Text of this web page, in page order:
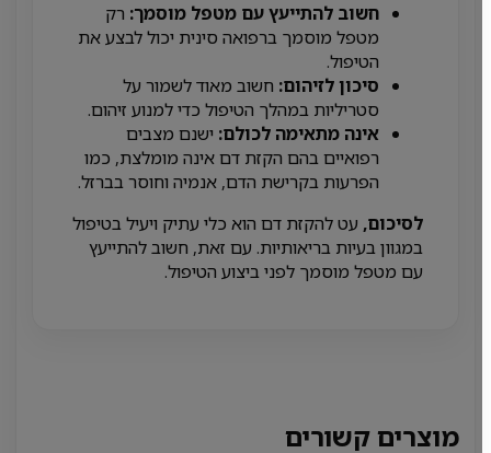
חשוב להתייעץ עם מטפל מוסמך:רק
מטפל מוסמך ברפואה סינית יכול לבצע את
הטיפול.
סיכון לזיהום:חשוב מאוד לשמור על
סטריליות במהלך הטיפול כדי למנוע זיהום.
אינה מתאימה לכולם:ישנם מצבים
רפואיים בהם הקזת דם אינה מומלצת, כמו
הפרעות בקרישת הדם, אנמיה וחוסר בברזל.
לסיכום,עט להקזת דם הוא כלי עתיק ויעיל בטיפול
במגוון בעיות בריאותיות. עם זאת, חשוב להתייעץ
עם מטפל מוסמך לפני ביצוע הטיפול.
מוצרים קשורים